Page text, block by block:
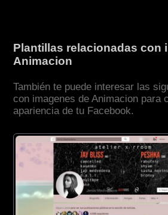
Plantillas relacionadas con
Animacion
También te puede interesar las
con imagenes de Animacion para
apariencia de tu Facebook.